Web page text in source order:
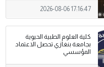
2026-08-06 17:16:47
كلية العلوم الطبية الحيوية
بجامعة بنغازي تحصل الاعتماد
المؤسسي